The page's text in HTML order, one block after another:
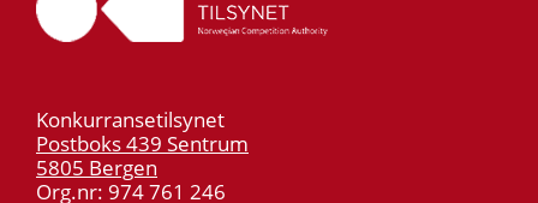
Konkurransetilsynet
Postboks 439 Sentrum
5805 Bergen
Org.nr: 974 761 246